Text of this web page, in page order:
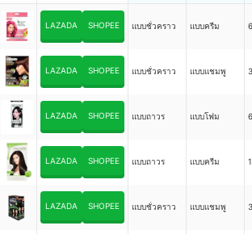
LAZADA SHOPEE แบบชั่วคราว แบบครีม
LAZADA SHOPEE แบบชั่วคราว แบบแชมพู
LAZADA SHOPEE แบบถาวร แบบโฟม
LAZADA SHOPEE แบบถาวร แบบครีม
LAZADA SHOPEE แบบชั่วคราว แบบแชมพู